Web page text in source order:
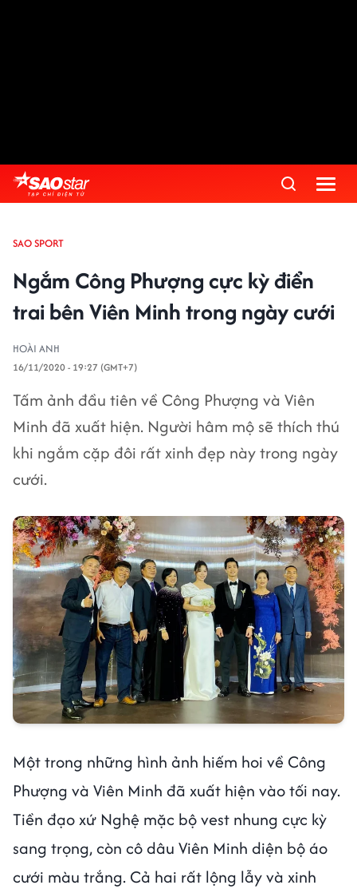
SAO SPORT
Ngắm Công Phượng cực kỳ điển
trai bên Viên Minh trong ngày cưới
HOÀI ANH
16/11/2020 - 19:27 (GMT+7)
Tấm ảnh đầu tiên về Công Phượng và Viên
Minh đã xuất hiện. Người hâm mộ sẽ thích thú
khi ngắm cặp đôi rất xinh đẹp này trong ngày
cưới.
Một trong những hình ảnh hiếm hoi về Công
Phượng và Viên Minh đã xuất hiện vào tối nay.
Tiền đạo xứ Nghệ mặc bộ vest nhung cực kỳ
sang trọng, còn cô dâu Viên Minh diện bộ áo
cưới màu trắng. Cả hai rất lộng lẫy và xinh